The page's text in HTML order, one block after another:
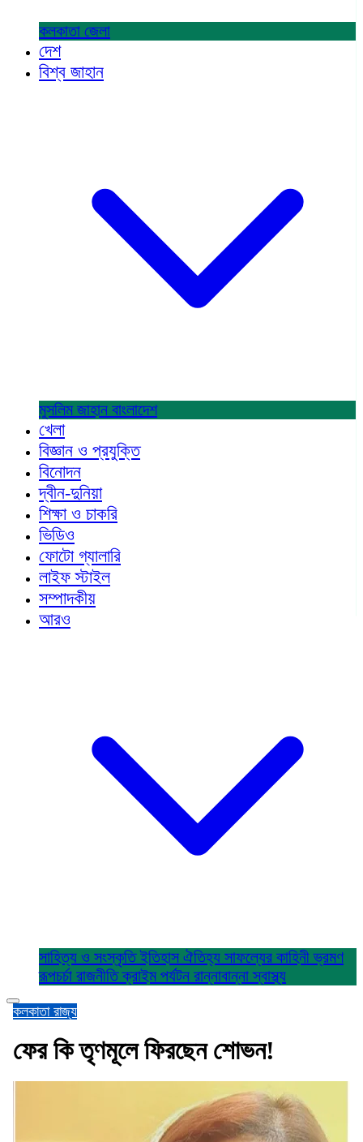
কলকাতা জেলা
দেশ
বিশ্ব জাহান
মুসলিম জাহান বাংলাদেশ
খেলা
বিজ্ঞান ও প্রযুক্তি
বিনোদন
দ্বীন-দুনিয়া
শিক্ষা ও চাকরি
ভিডিও
ফোটো গ্যালারি
লাইফ স্টাইল
সম্পাদকীয়
আরও
সাহিত্য ও সংস্কৃতিইতিহাস ঐতিহ্য সাফল্যের কাহিনীভ্রমণ
রূপচর্চা রাজনীতিক্রাইম পর্যটন রান্নাবান্নাস্বাস্থ্য
কলকাতা রাজ্য
ফের কি তৃণমূলে ফিরছেন শোভন!